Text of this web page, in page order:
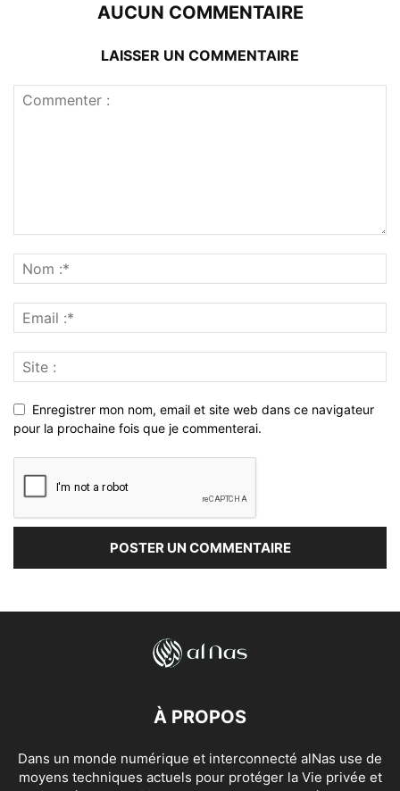
AUCUN COMMENTAIRE
LAISSER UN COMMENTAIRE
Enregistrer mon nom, email et site web dans ce navigateur
pour la prochaine fois que je commenterai.
À PROPOS
Dans un monde numérique et interconnecté alNas use de
moyens techniques actuels pour protéger la Vie privée et